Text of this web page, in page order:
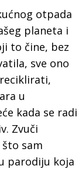
otpada
planeta i
to čine, bez
sve ono
u
kada se radi
Zvuči
sam
parodiju koja